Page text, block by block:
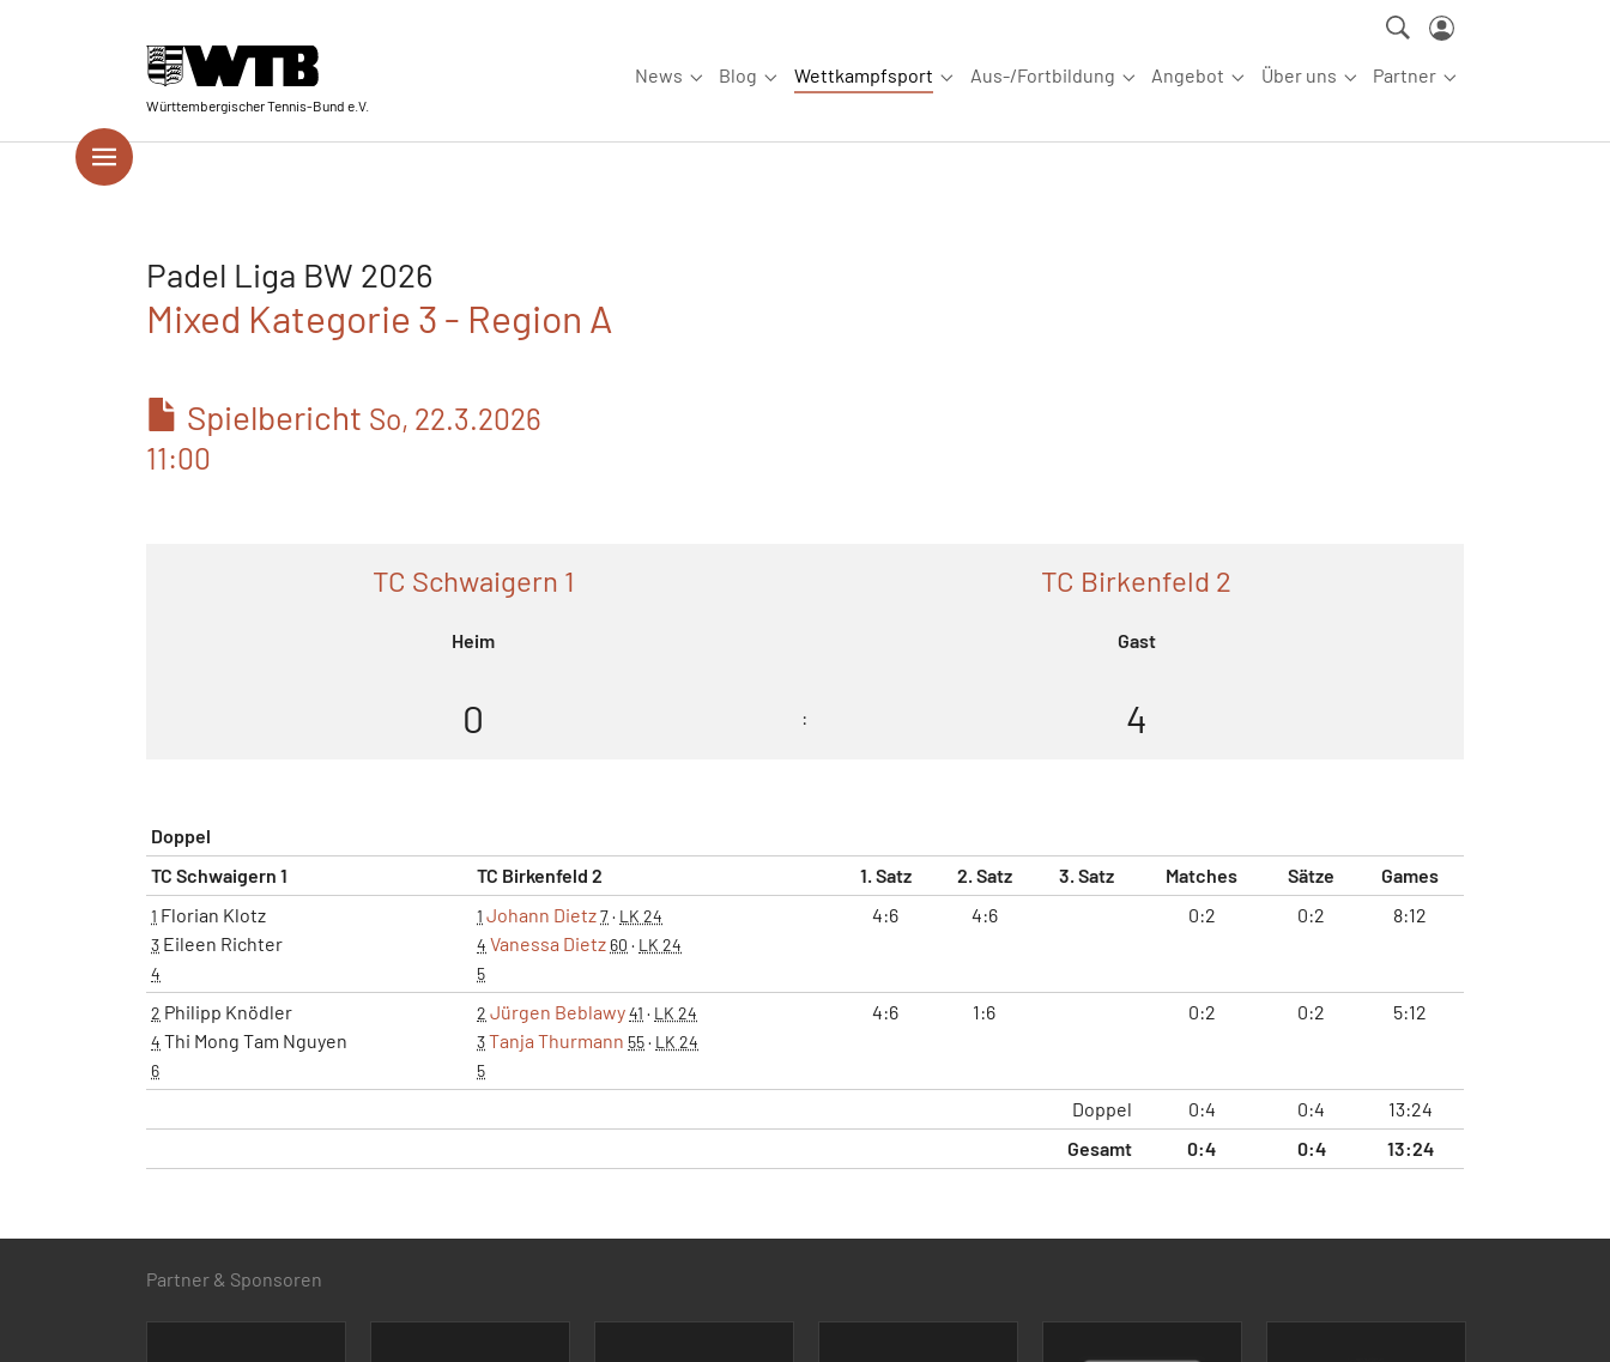
Württembergischer Tennis-Bund e.V.
News
Submenu for "News"
Blog
Submenu for "Blog"
Wettkampfsport
Submenu for "Wettkampfsport"
Aus-/Fortbildung
Submenu for "Aus-/Fortbildung"
Angebot
Submenu for "Angebot"
Über uns
Submenu for "Über uns"
Partner
Submenu for
Padel Liga BW 2026
Mixed Kategorie 3 - Region A
Spielbericht So, 22.3.2026
11:00
TC Schwaigern 1
Heim
TC Birkenfeld 2
Gast
0 : 4
Doppel
TC Schwaigern 1
TC Birkenfeld 2 1. Satz 2. Satz 3. Satz Matches Sätze Games
1 Florian Klotz
3 Eileen Richter
4
1 Johann Dietz7· LK 24
4 Vanessa Dietz 60 · LK 24
5
4:6 4:6 0:2 0:2 8:12
2 Philipp Knödler
4 Thi Mong Tam Nguyen
6
2 Jürgen Beblawy41 · LK 24
3Tanja Thurmann 55· LK 24
5
4:6 1:6 0:2 0:2 5:12
Doppel 0:4 0:4
13:24
Gesamt
0:4 0:4 13:24
Partner & Sponsoren